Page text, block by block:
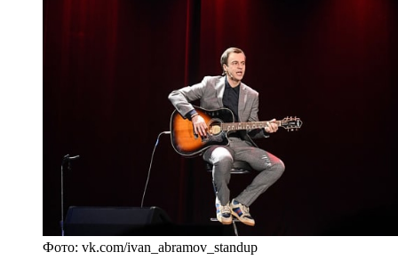
Фото: vk.com/ivan_abramov_standup